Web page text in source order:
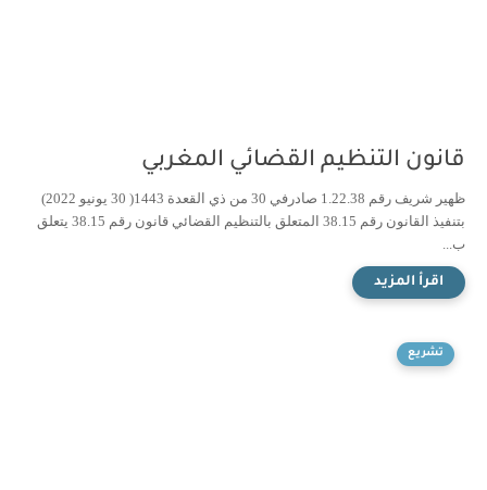
قانون التنظيم القضائي المغربي
ظهير شريف رقم 1.22.38 صادرفي 30 من ذي القعدة 1443( 30 يونيو 2022)
بتنفيذ القانون رقم 38.15 المتعلق بالتنظيم القضائي قانون رقم 38.15 يتعلق
ب...
تشريع